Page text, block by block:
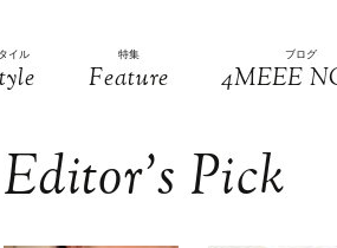
イル 特集
Feature
ブログ
4MEEE
Editor’s Pick